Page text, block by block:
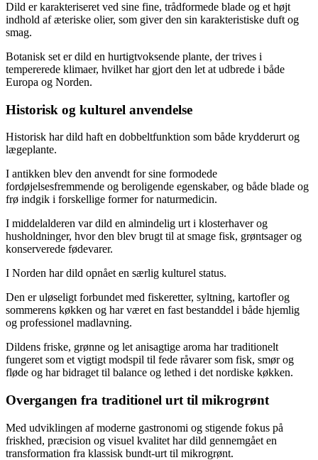
Dild er karakteriseret ved sine fine, trådformede blade og et højt
indhold af æteriske olier, som giver den sin karakteristiske duft og
smag.
Botanisk set er dild en hurtigtvoksende plante, der trives i
tempererede klimaer, hvilket har gjort den let at udbrede i både
Europa og Norden.
Historisk og kulturel anvendelse
Historisk har dild haft en dobbeltfunktion som både krydderurt og
lægeplante.
I antikken blev den anvendt for sine formodede
fordøjelsesfremmende og beroligende egenskaber, og både blade og
frø indgik i forskellige former for naturmedicin.
I middelalderen var dild en almindelig urt i klosterhaver og
husholdninger, hvor den blev brugt til at smage fisk, grøntsager og
konserverede fødevarer.
I Norden har dild opnået en særlig kulturel status.
Den er uløseligt forbundet med fiskeretter, syltning, kartofler og
sommerens køkken og har været en fast bestanddel i både hjemlig
og professionel madlavning.
Dildens friske, grønne og let anisagtige aroma har traditionelt
fungeret som et vigtigt modspil til fede råvarer som fisk, smør og
fløde og har bidraget til balance og lethed i det nordiske køkken.
Overgangen fra traditionel urt til mikrogrønt
Med udviklingen af moderne gastronomi og stigende fokus på
friskhed, præcision og visuel kvalitet har dild gennemgået en
transformation fra klassisk bundt-urt til mikrogrønt.